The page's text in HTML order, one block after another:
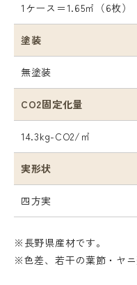
1ケース＝1.65㎡（6枚）
塗装
無塗装
CO2固定化量
14.3kg-CO2/㎡
実形状
四方実
※長野県産材です。
※色差、若干の葉節・ヤニ